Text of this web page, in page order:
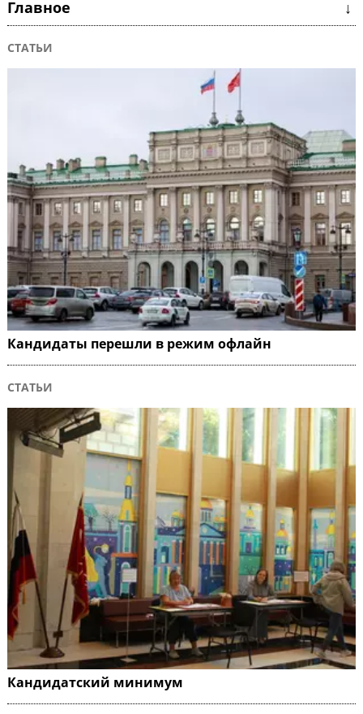
Главное ↓
СТАТЬИ
Кандидаты перешли в режим офлайн
СТАТЬИ
Кандидатский минимум